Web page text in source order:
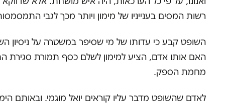
רשות המסים בענייניו של מימון ויותר מכך לגבי
השופט קבע כי עדותו של מי שסיפר במשטרה על ניסיון
האם אותו אדם, הציע למימון לשלם כסף תמורת סגירת
מחמת הספק.
לאדם שהשופט מדבר עליו קוראים יואל מוגמי. ובאותם